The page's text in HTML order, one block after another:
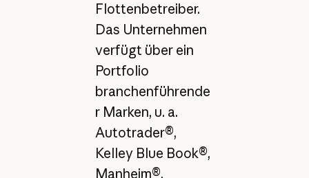
Flottenbetreiber.
Das Unternehmen
verfügt über ein
Portfolio
branchenführende
r Marken, u. a.
Autotrader®,
Kelley Blue Book®,
Manheim®,